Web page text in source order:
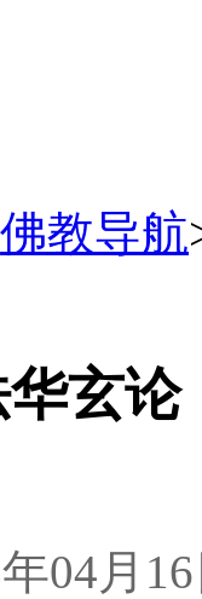
佛教导航
玄论
04月